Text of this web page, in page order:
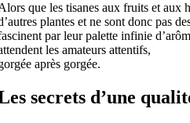
que les tisanes aux fruits et aux
plantes et ne sont donc pas
par leur palette infinie
les amateurs attentifs,
après gorgée.
secrets d’une